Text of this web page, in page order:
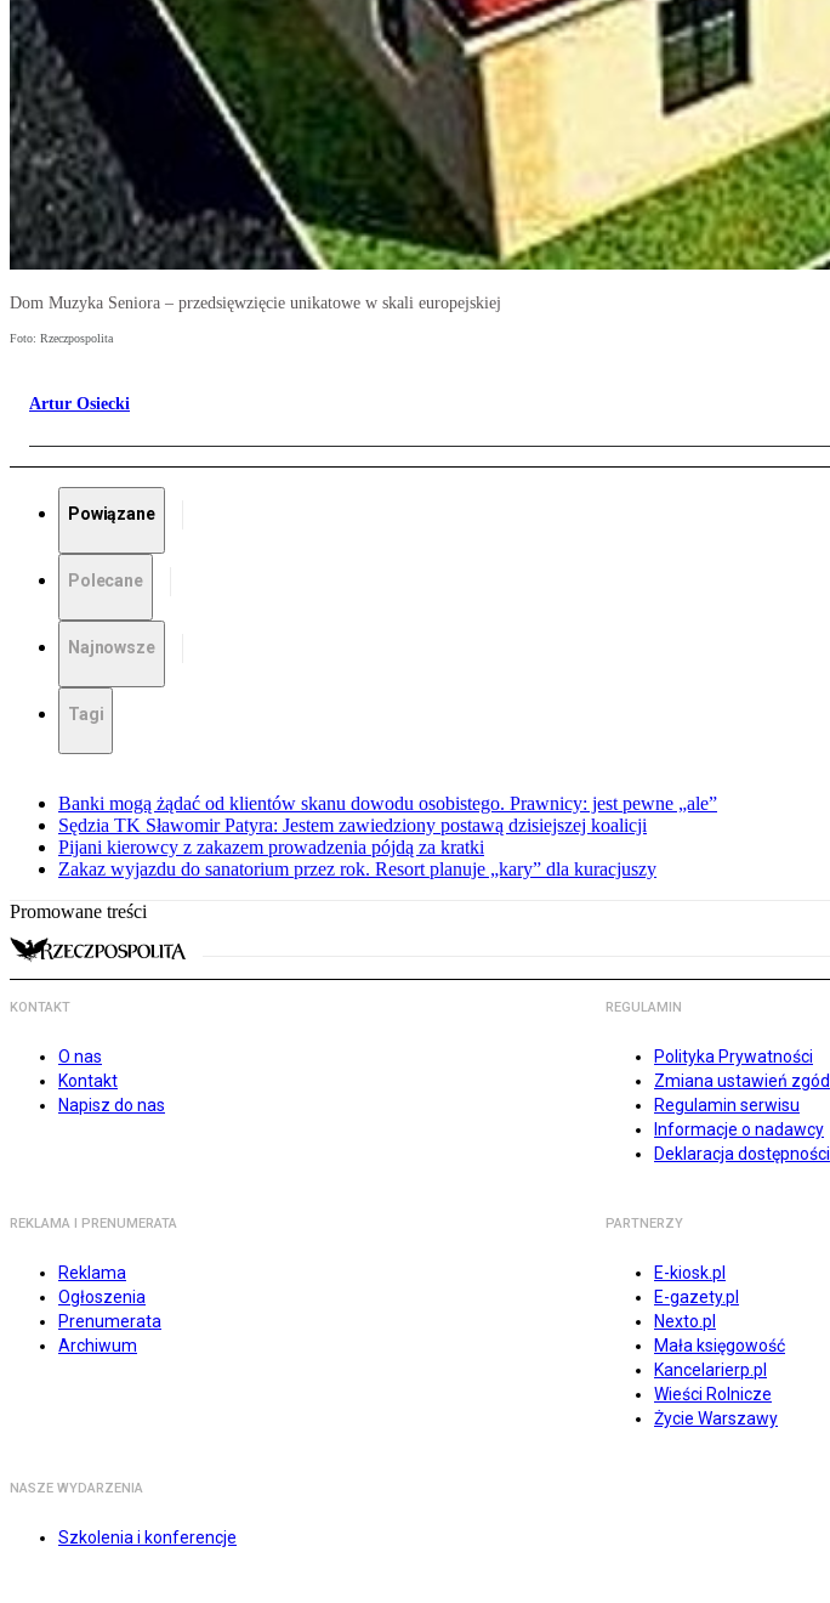
Dom Muzyka Seniora – przedsięwzięcie unikatowe w skali europejskiej
Foto: Rzeczpospolita
Artur Osiecki
Powiązane
Polecane
Najnowsze
Tagi
Banki mogą żądać od klientów skanu dowodu osobistego. Prawnicy: jest pewne „ale”
Sędzia TK Sławomir Patyra: Jestem zawiedziony postawą dzisiejszej koalicji
Pijani kierowcy z zakazem prowadzenia pójdą za kratki
Zakaz wyjazdu do sanatorium przez rok. Resort planuje „kary” dla kuracjuszy
Promowane treści
KONTAKT
O nas
Kontakt
Napisz do nas
REGULAMIN
Polityka Prywatności
Zmiana ustawień zgód
Regulamin serwisu
Informacje o nadawcy
Deklaracja dostępności
REKLAMA I PRENUMERATA
Reklama
Ogłoszenia
Prenumerata
Archiwum
PARTNERZY
E-kiosk.pl
E-gazety.pl
Nexto.pl
Mała księgowość
Kancelarierp.pl
Wieści Rolnicze
Życie Warszawy
NASZE WYDARZENIA
Szkolenia i konferencje